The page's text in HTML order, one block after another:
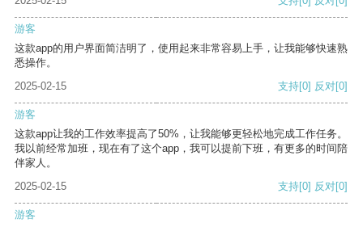
游客
这款app的用户界面简洁明了，使用起来非常容易上手，让我能够快速熟
悉操作。
2025-02-15
支持[0] 反对[0]
游客
这款app让我的工作效率提高了50%，让我能够更轻松地完成工作任务。
我以前经常加班，现在有了这个app，我可以提前下班，有更多的时间陪
伴家人。
2025-02-15
支持[0] 反对[0]
游客